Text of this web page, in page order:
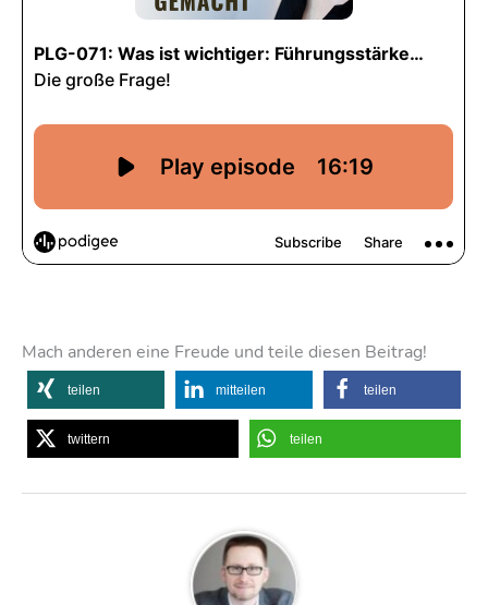
Mach anderen eine Freude und teile diesen Beitrag!
teilen mitteilen teilen
twittern teilen